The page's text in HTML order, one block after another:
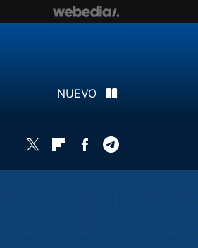
NUEVO
Twitter FlipboardFacebook